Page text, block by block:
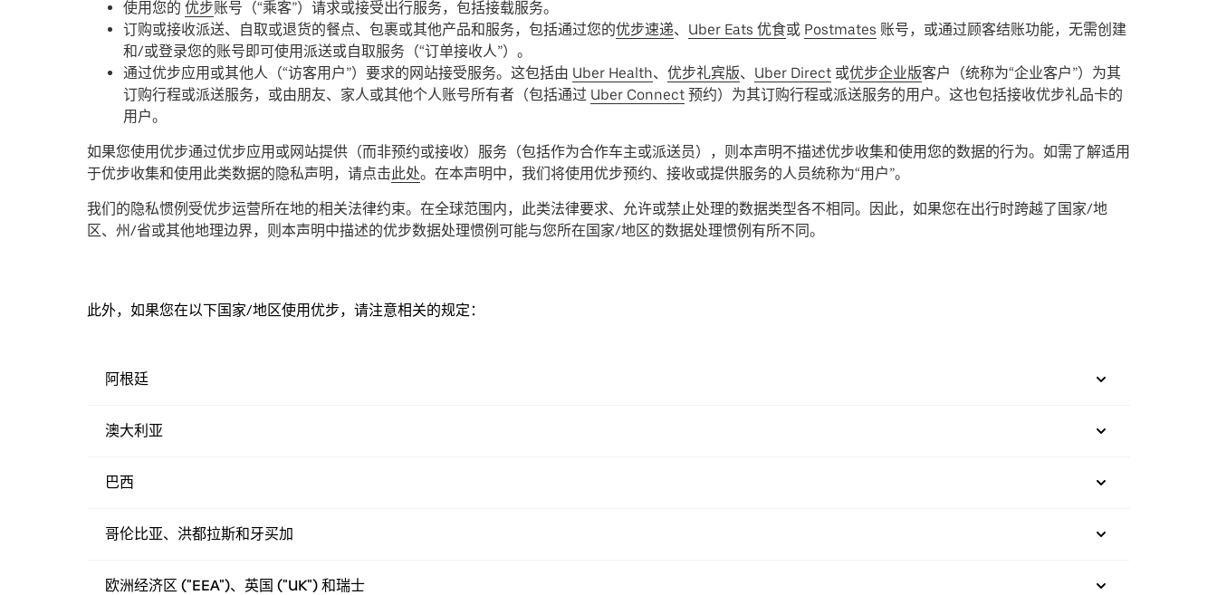
使用您的 优步账号（“乘客”）请求或接受出行服务，包括接载服务。
订购或接收派送、自取或退货的餐点、包裹或其他产品和服务，包括通过您的优步速递、 Uber Eats 优食或 Postmates 账号，或通过顾客结账功能，无需创建
和/或登录您的账号即可使用派送或自取服务（“订单接收人”）。
通过优步应用或其他人（“访客用户”）要求的网站接受服务。这包括由 Uber Health、 优步礼宾版、 Uber Direct 或优步企业版客户（统称为“企业客户”）为其
订购行程或派送服务，或由朋友、家人或其他个人账号所有者（包括通过 Uber Connect 预约）为其订购行程或派送服务的用户。这也包括接收优步礼品卡的
用户。
如果您使用优步通过优步应用或网站提供（而非预约或接收）服务（包括作为合作车主或派送员），则本声明不描述优步收集和使用您的数据的行为。如需了解适用
于优步收集和使用此类数据的隐私声明，请点击此处。在本声明中，我们将使用优步预约、接收或提供服务的人员统称为“用户”。
我们的隐私惯例受优步运营所在地的相关法律约束。在全球范围内，此类法律要求、允许或禁止处理的数据类型各不相同。因此，如果您在出行时跨越了国家/地
区、州/省或其他地理边界，则本声明中描述的优步数据处理惯例可能与您所在国家/地区的数据处理惯例有所不同。
此外，如果您在以下国家/地区使用优步，请注意相关的规定：
阿根廷
澳大利亚
巴西
哥伦比亚、洪都拉斯和牙买加
欧洲经济区 ("EEA")、英国 ("UK") 和瑞士